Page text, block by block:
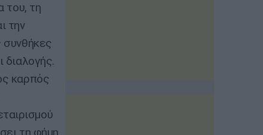
του, τη
την
συνθήκες
διαλογής.
καρπός